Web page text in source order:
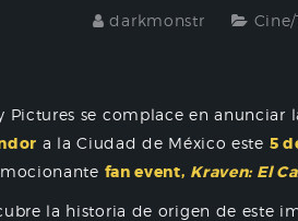
darkmonstr Cine/
Pictures se complace en anunciar
a la Ciudad de México este 5
fan event, Kraven: El
la historia de origen de este